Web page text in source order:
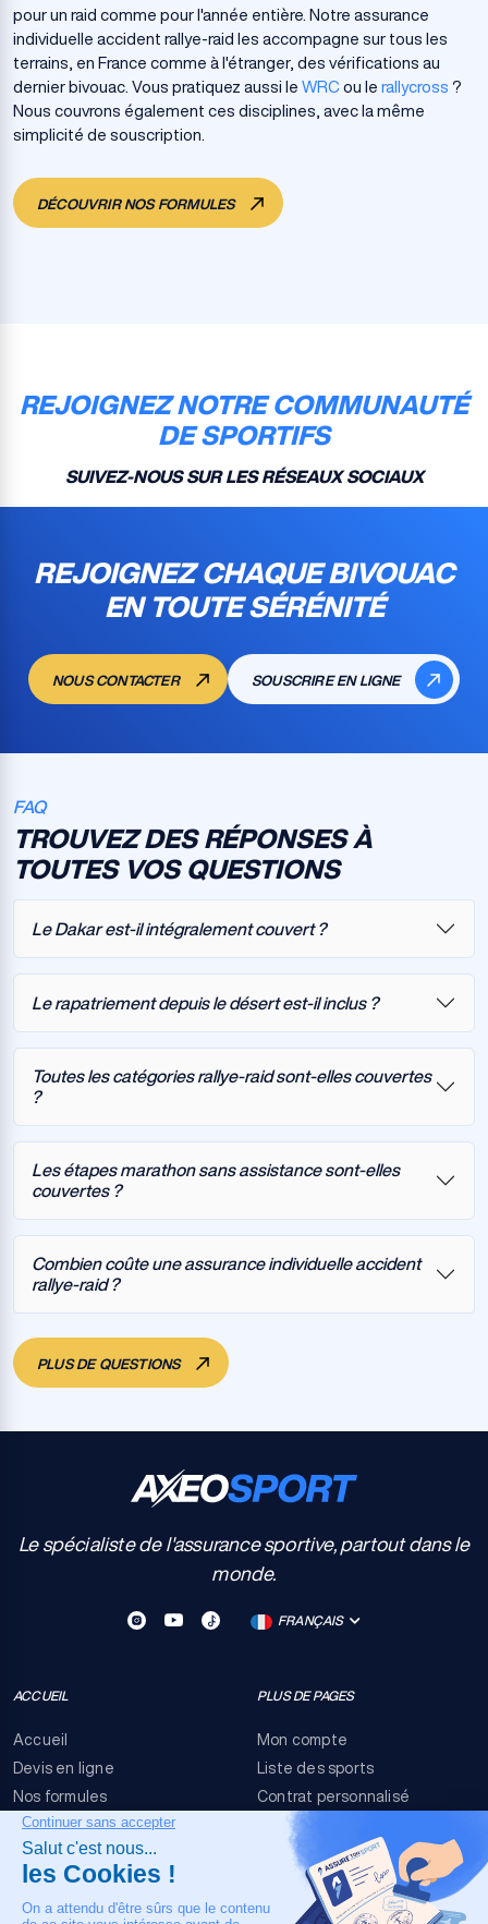
pour un raid comme pour l'année entière. Notre assurance
individuelle accident rallye-raid les accompagne sur tous les
terrains, en France comme à l'étranger, des vérifications au
dernier bivouac. Vous pratiquez aussi le WRC ou le rallycross ?
Nous couvrons également ces disciplines, avec la même
simplicité de souscription.
DÉCOUVRIR NOS FORMULES
REJOIGNEZ NOTRE COMMUNAUTÉ
DE SPORTIFS
SUIVEZ-NOUS SUR LES RÉSEAUX SOCIAUX
REJOIGNEZ CHAQUE BIVOUAC
EN TOUTE SÉRÉNITÉ
NOUS CONTACTER SOUSCRIRE EN LIGNE
FAQ
TROUVEZ DES RÉPONSES À
TOUTES VOS QUESTIONS
Le Dakar est-il intégralement couvert ?
Le rapatriement depuis le désert est-il inclus ?
Toutes les catégories rallye-raid sont-elles couvertes
?
Les étapes marathon sans assistance sont-elles
couvertes ?
Combien coûte une assurance individuelle accident
rallye-raid ?
PLUS DE QUESTIONS
Le spécialiste de l'assurance sportive, partout dans le
monde.
FRANÇAIS
ACCUEIL
Accueil
Devis en ligne
Nos formules
FAQ
Nous contacter
PLUS DE PAGES
Mon compte
Liste des sports
Contrat personnalisé
Conditions générales
Risques événementiels
Mentions légales